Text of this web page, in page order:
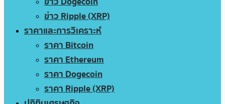
ข่าว Ripple (XRP)
ราคาและการวิเคราะห์
ราคา Bitcoin
ราคา Ethereum
ราคา Dogecoin
ราคา Ripple (XRP)